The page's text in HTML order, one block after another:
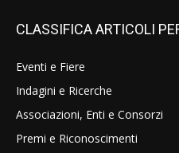
CLASSIFICA ARTICOLI
Eventi e Fiere
Indagini e Ricerche
Associazioni, Enti e Consorzi
Premi e Riconoscimenti